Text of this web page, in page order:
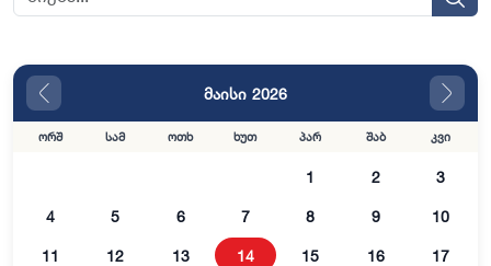
მაისი 2026
ორშ სამ ოთხ ხუთ პარ შაბ კვი
1 2 3
4 5 6 7 8 9 10
11 12 13 14 15 16 17